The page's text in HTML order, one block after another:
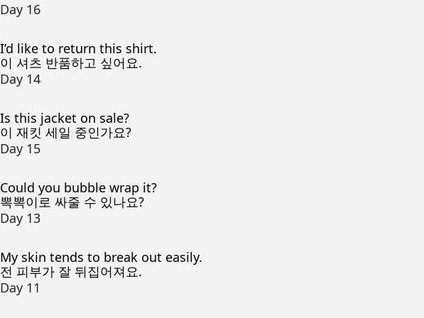
Day 16
I’d like to return this shirt.
이 셔츠 반품하고 싶어요.
Day 14
Is this jacket on sale?
이 재킷 세일 중인가요?
Day 15
Could you bubble wrap it?
뽁뽁이로 싸줄 수 있나요?
Day 13
My skin tends to break out easily.
전 피부가 잘 뒤집어져요.
Day 11